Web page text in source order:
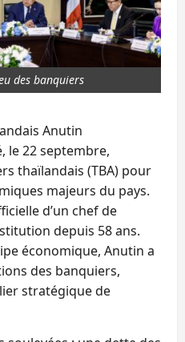
des banquiers
Anutin
le 22 septembre,
thaïlandais (TBA) pour
majeurs du pays.
d’un chef de
depuis 58 ans.
économique, Anutin a
des banquiers,
stratégique de